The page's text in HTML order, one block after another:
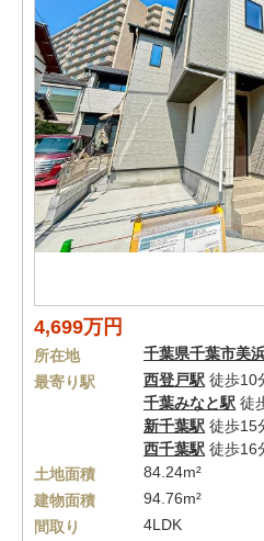
4,699万円
所在地 千葉県千葉市美
最寄り駅
西登戸駅 徒歩10
千葉みなと駅 徒
新千葉駅 徒歩15
西千葉駅 徒歩16
土地面積
84.24m²
建物面積
94.76m²
間取り
4LDK